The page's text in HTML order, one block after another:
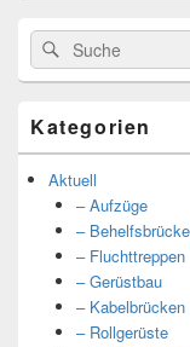
Suche
nach:
Suche
Kategorien
Aktuell
– Aufzüge
–
– Fluchttreppen
– Gerüstbau
– Kabelbrücken
– Rollgerüste